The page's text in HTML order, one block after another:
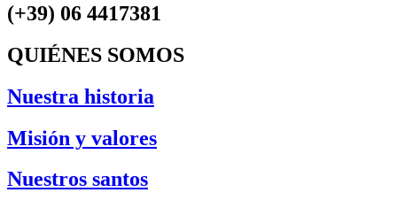
(+39) 06 4417381
QUIÉNES SOMOS
Nuestra historia
Misión y valores
Nuestros santos